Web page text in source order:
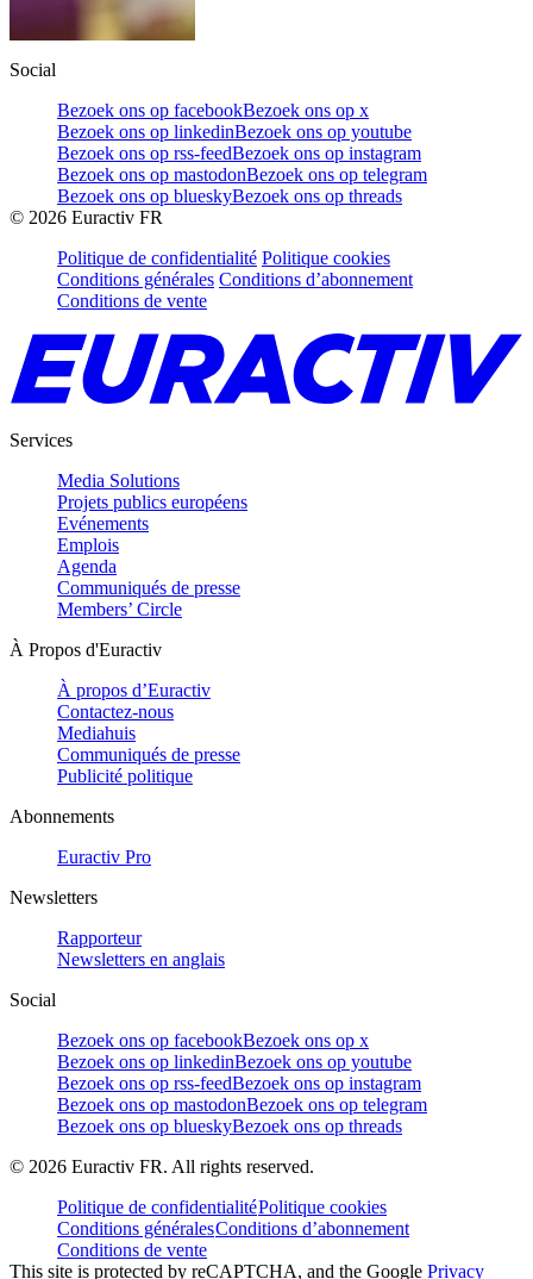
Social
Bezoek ons op facebookBezoek ons op x
Bezoek ons op linkedinBezoek ons op youtube
Bezoek ons op rss-feedBezoek ons op instagram
Bezoek ons op mastodonBezoek ons op telegram
Bezoek ons op blueskyBezoek ons op threads
© 2026 Euractiv FR
Politique de confidentialité Politique cookies
Conditions générales Conditions d’abonnement
Conditions de vente
Services
Media Solutions
Projets publics européens
Evénements
Emplois
Agenda
Communiqués de presse
Members’ Circle
À Propos d'Euractiv
À propos d’Euractiv
Contactez-nous
Mediahuis
Communiqués de presse
Publicité politique
Abonnements
Euractiv Pro
Newsletters
Rapporteur
Newsletters en anglais
Social
Bezoek ons op facebookBezoek ons op x
Bezoek ons op linkedinBezoek ons op youtube
Bezoek ons op rss-feedBezoek ons op instagram
Bezoek ons op mastodonBezoek ons op telegram
Bezoek ons op blueskyBezoek ons op threads
© 2026 Euractiv FR. All rights reserved.
Politique de confidentialitéPolitique cookies
Conditions généralesConditions d’abonnement
Conditions de vente
This site is protected by reCAPTCHA, and the Google Privacy